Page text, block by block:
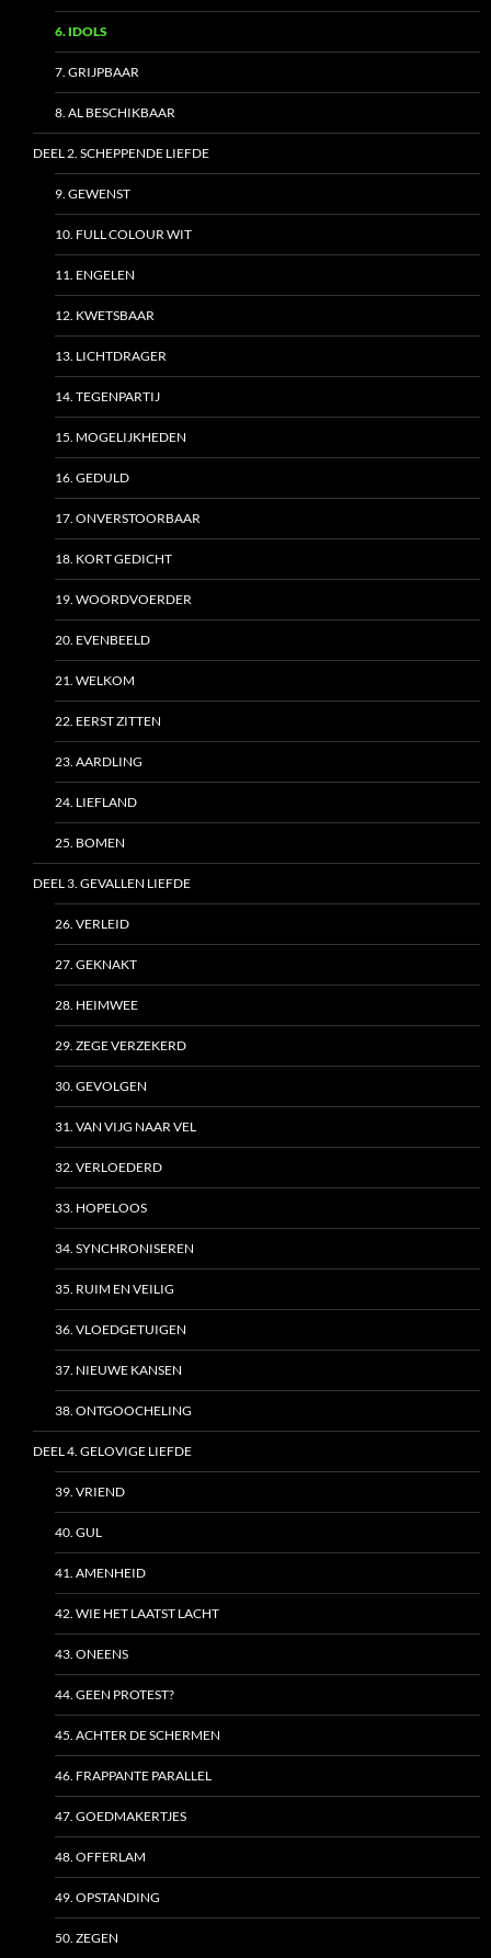
6. IDOLS
7. GRIJPBAAR
8. AL BESCHIKBAAR
DEEL 2. SCHEPPENDE LIEFDE
9. GEWENST
10. FULL COLOUR WIT
11. ENGELEN
12. KWETSBAAR
13. LICHTDRAGER
14. TEGENPARTIJ
15. MOGELIJKHEDEN
16. GEDULD
17. ONVERSTOORBAAR
18. KORT GEDICHT
19. WOORDVOERDER
20. EVENBEELD
21. WELKOM
22. EERST ZITTEN
23. AARDLING
24. LIEFLAND
25. BOMEN
DEEL 3. GEVALLEN LIEFDE
26. VERLEID
27. GEKNAKT
28. HEIMWEE
29. ZEGE VERZEKERD
30. GEVOLGEN
31. VAN VIJG NAAR VEL
32. VERLOEDERD
33. HOPELOOS
34. SYNCHRONISEREN
35. RUIM EN VEILIG
36. VLOEDGETUIGEN
37. NIEUWE KANSEN
38. ONTGOOCHELING
DEEL 4. GELOVIGE LIEFDE
39. VRIEND
40. GUL
41. AMENHEID
42. WIE HET LAATST LACHT
43. ONEENS
44. GEEN PROTEST?
45. ACHTER DE SCHERMEN
46. FRAPPANTE PARALLEL
47. GOEDMAKERTJES
48. OFFERLAM
49. OPSTANDING
50. ZEGEN